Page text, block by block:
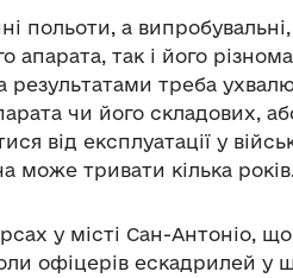
польоти, а
апарата, так і його
результатами треба
чи його складових,
від експлуатації у
може тривати кілька
у місті Сан-Антоніо,
офіцерів ескадрилей у